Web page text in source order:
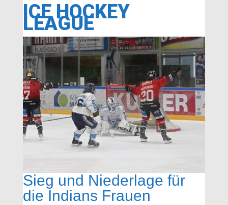
ICE HOCKEY
LEAGUE
Sieg und Niederlage für
die Indians Frauen